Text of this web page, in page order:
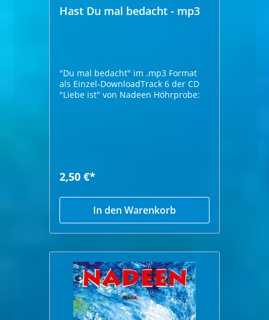
Hast Du mal bedacht - mp3
"Du mal bedacht" im .mp3 Format
als Einzel-DownloadTrack 6 der CD
"Liebe ist" von Nadeen Höhrprobe:
2,50 €*
In den Warenkorb